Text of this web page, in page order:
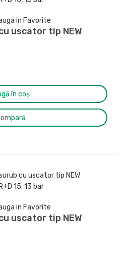
in Favorite
uscator tip NEW
în coș
in Favorite
uscator tip NEW